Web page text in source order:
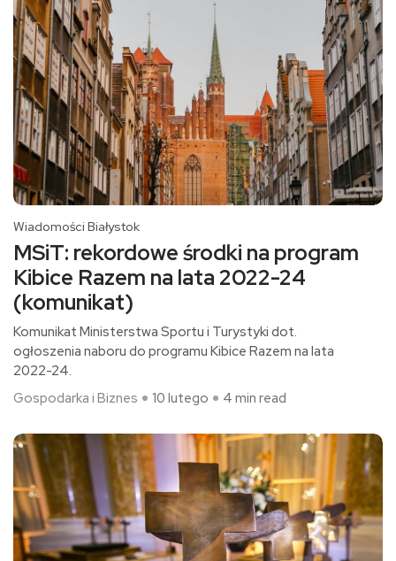
Wiadomości Białystok
MSiT: rekordowe środki na program
Kibice Razem na lata 2022-24
(komunikat)
Komunikat Ministerstwa Sportu i Turystyki dot.
ogłoszenia naboru do programu Kibice Razem na lata
2022-24.
Gospodarka i Biznes
10 lutego 4 min read